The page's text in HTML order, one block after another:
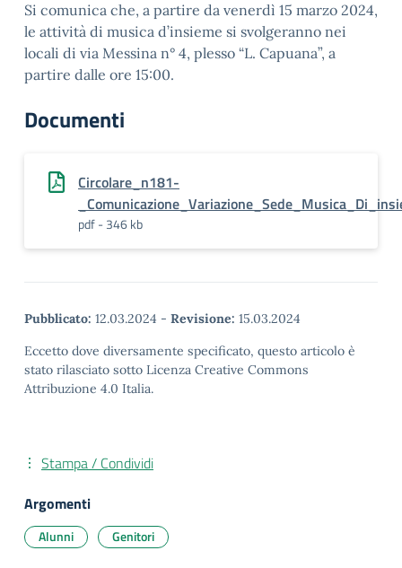
Si comunica che, a partire da venerdì 15 marzo 2024,
le attività di musica d’insieme si svolgeranno nei
locali di via Messina n° 4, plesso “L. Capuana”, a
partire dalle ore 15:00.
Documenti
Circolare_n181-
pdf - 346 kb
Pubblicato: 12.03.2024 - Revisione: 15.03.2024
Eccetto dove diversamente specificato, questo articolo è
stato rilasciato sotto Licenza Creative Commons
Attribuzione 4.0 Italia.
Stampa / Condividi
Argomenti
Alunni Genitori